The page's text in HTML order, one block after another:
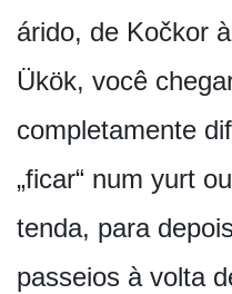
árido, de Kočkor
Ükök, você
completamente
„ficar“ num yurt
tenda, para
passeios à volta